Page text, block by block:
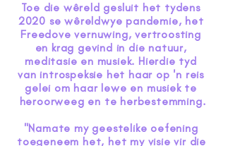
Toe die wêreld gesluit het tydens
2020 se wêreldwye pandemie, het
Freedove vernuwing, vertroosting
en krag gevind in die natuur,
meditasie en musiek. Hierdie tyd
van introspeksie het haar op 'n reis
gelei om haar lewe en musiek te
heroorweeg en te herbestemming.
"Namate my geestelike oefening
toegeneem het, het my visie vir die